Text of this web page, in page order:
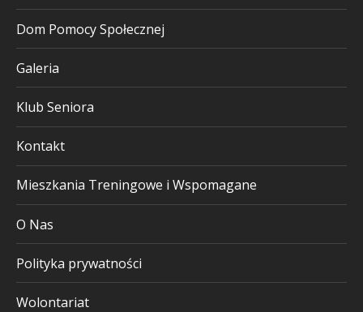
Dom Pomocy Społecznej
Galeria
Klub Seniora
Kontakt
Mieszkania Treningowe i Wspomagane
O Nas
Polityka prywatności
Wolontariat